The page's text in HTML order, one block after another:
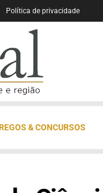
Política de privacidade
& CONCURSOS